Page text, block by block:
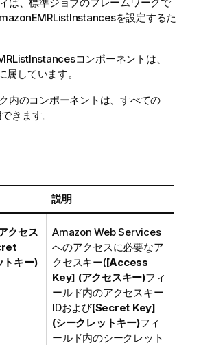
を設定するた
コンポーネントは、
属しています。
内のコンポーネントは、すべての
きます。
説明
クセス
キー)
Amazon Web Services
へのアクセスに必要なア
クセスキー([Access
Key] (アクセスキー)フィ
ールド内のアクセスキー
IDおよび[Secret Key]
(シークレットキー)フィ
ールド内のシークレット